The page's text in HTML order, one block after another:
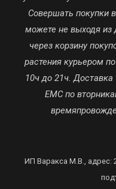
Совершать покупки
можете не выходя
через корзину
растения курьером
10ч до 21ч.
ЕМС по
ИП Варакса М.В., адрес: